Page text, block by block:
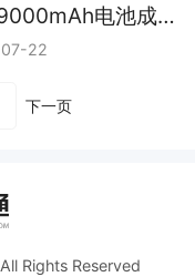
电池成主
22
下一页
Rights Reserved